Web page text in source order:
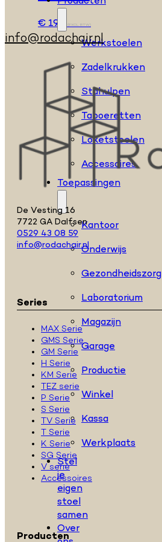
Werkstoelen
Zadelkrukken
Stahulpen
Taboeretten
Loketstoelen
Accessoires
Toepassingen
Kantoor
Onderwijs
Gezondheidszorg
Laboratorium
Magazijn
Garage
Productie
Winkel
Kassa
Werkplaats
Stel
je
eigen
stoel
samen
Over
€194 (EXCL. BTW)
info@rodachair.nl
De Vesting 16
7722 GA Dalfsen
0529 43 08 59
info@rodachair.nl
Series
MAX Serie
GMS Serie
GM Serie
H Serie
KM Serie
TEZ serie
P Serie
S Serie
TV Serie
T Serie
K Serie
SG Serie
V serie
Accessoires
Producten